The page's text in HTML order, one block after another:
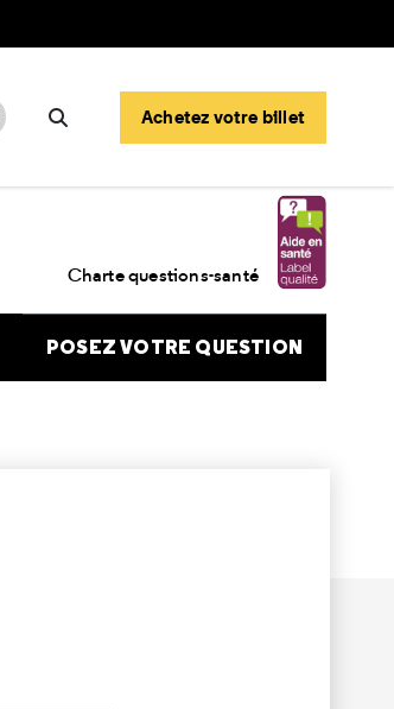
Rechercher
Achetez votre billet
Charte questions-santé
POSEZ VOTRE QUESTION